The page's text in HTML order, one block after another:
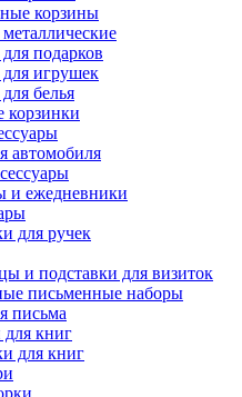
корзины
подарков
игрушек
белья
автомобиля
и ежедневники
для ручек
и подставки для визиток
письменные наборы
письма
для книг
для книг